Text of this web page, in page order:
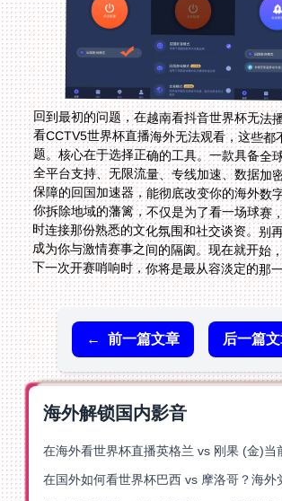
回到最初的问题，在越南看抖音世界杯无法
看CCTV5世界杯直播海外无法观看，这
题。核心在于选择正确的工具。一款具备全
全平台支持、无限流量、专线加速、数据加
保障的回国加速器，能彻底改变你的海外数
你拆除地域的藩篱，不仅是为了看一场球赛
时连接那份熟悉的文化氛围和社交谈资。别
成为你与激情赛事之间的隔阂。现在就开始
下一次开赛哨响时，你将是最从容淡定的那
← 前一篇文章 后一篇
海外解锁国内影音